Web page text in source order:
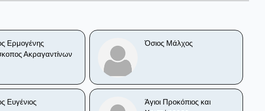
Ερμογένης
Ακραγαντίνων
Όσιος Μάλχος
Ευγένιος
Άγιοι Προκόπιος και